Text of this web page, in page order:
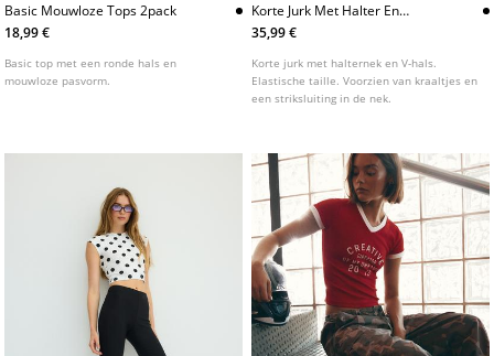
Basic Mouwloze Tops 2pack
18,99 €
Basic top met een ronde hals en
mouwloze pasvorm.
Korte Jurk Met Halter En
Kraaltjes
35,99 €
Korte jurk met halternek en V-hals.
Elastische taille. Voorzien van kraaltjes en
een striksluiting in de nek.